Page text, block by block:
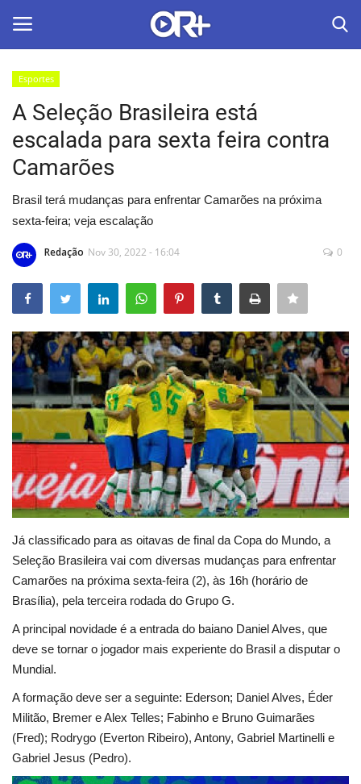
Home
Últimas
Radio & Tv
Política
Economia
Educação
Municípios
Esportes
Saúde
Language
portugues English
Esportes
A Seleção Brasileira está
escalada para sexta feira contra
Camarões
Brasil terá mudanças para enfrentar Camarões na próxima
sexta-feira; veja escalação
Redação Nov 30, 2022 - 16:04 0
Já classificado para as oitavas de final da Copa do Mundo, a
Seleção Brasileira vai com diversas mudanças para enfrentar
Camarões na próxima sexta-feira (2), às 16h (horário de
Brasília), pela terceira rodada do Grupo G.
A principal novidade é a entrada do baiano Daniel Alves, que
deve se tornar o jogador mais experiente do Brasil a disputar o
Mundial.
A formação deve ser a seguinte: Ederson; Daniel Alves, Éder
Militão, Bremer e Alex Telles; Fabinho e Bruno Guimarães
(Fred); Rodrygo (Everton Ribeiro), Antony, Gabriel Martinelli e
Gabriel Jesus (Pedro).